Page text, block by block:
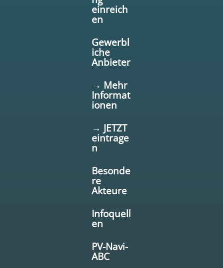
einreich
en
Gewerbl
iche
Anbieter
→ Mehr
Informat
ionen
→ JETZT
eintrage
n
Besonde
re
Akteure
Infoquell
en
PV-Navi-
ABC